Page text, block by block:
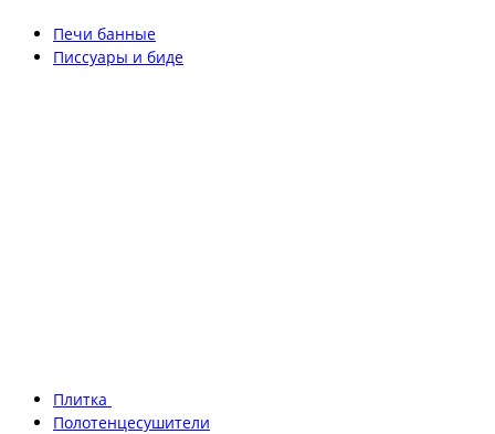
Печи банные
Писсуары и биде
Плитка
Полотенцесушители